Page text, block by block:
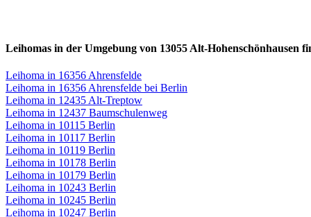
Leihomas in der Umgebung von 13055 Alt-Hohenschönhausen
Leihoma in 16356 Ahrensfelde
Leihoma in 16356 Ahrensfelde bei Berlin
Leihoma in 12435 Alt-Treptow
Leihoma in 12437 Baumschulenweg
Leihoma in 10115 Berlin
Leihoma in 10117 Berlin
Leihoma in 10119 Berlin
Leihoma in 10178 Berlin
Leihoma in 10179 Berlin
Leihoma in 10243 Berlin
Leihoma in 10245 Berlin
Leihoma in 10247 Berlin